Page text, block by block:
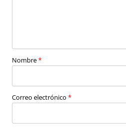
Nombre*
Correo electrónico *